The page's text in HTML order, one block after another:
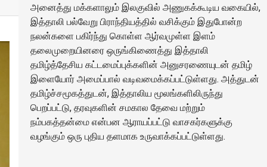
அனைத்து மக்களாலும் இலகுவில் அணுகக்கூடிய வகையில்,
இத்தாலி பல்வேறு பிராந்தியத்தில் வசிக்கும் இதுபோன்ற
நலன்களை பகிர்ந்து கொள்ள ஆர்வமுள்ள இளம்
தலைமுறையினரை ஒருங்கிணைத்து இத்தாலி
தமிழ்த்தேசிய கட்டமைப்புக்களின் அனுசரணையுடன் தமிழ்
இளையோர் அமைப்பால் வடிவமைக்கப்பட்டுள்ளது. அத்துடன்
தமிழ்ச்சமூகத்துடன், இத்தாலிய மூலங்களிலிருந்து
பெறப்பட்டு, தரவுகளின் சமகால தேவை மற்றும்
நம்பகத்தன்மை என்பன ஆராயப்பட்டு வாசகர்களுக்கு
வழங்கும் ஒரு புதிய தளமாக உருவாக்கப்பட்டுள்ளது.